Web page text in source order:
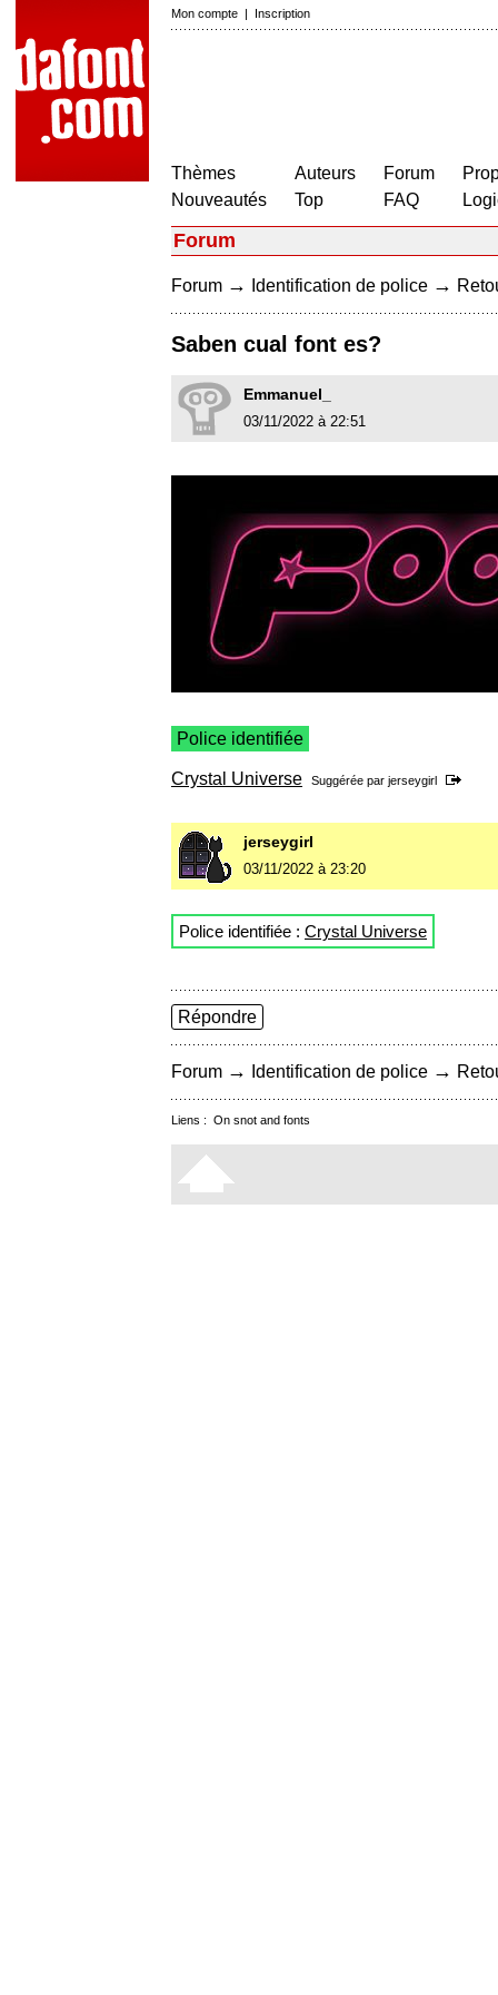
Mon compte | Inscription
Thèmes
Nouveautés
Auteurs
Top
Forum
FAQ
Forum
Forum → Identification de police →
Saben cual font es?
Emmanuel_
03/11/2022 à 22:51
Police identifiée
Crystal Universe Suggérée par jerseygirl
jerseygirl
03/11/2022 à 23:20
Police identifiée : Crystal Universe
Répondre
Forum → Identification de police →
Liens : On snot and fonts